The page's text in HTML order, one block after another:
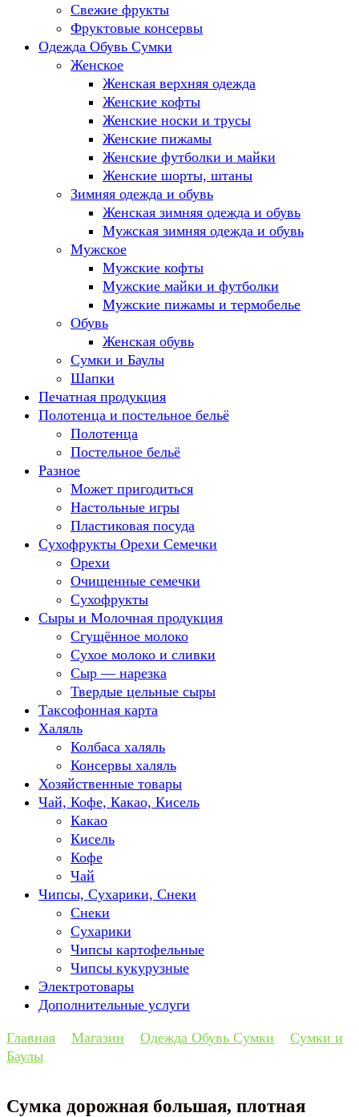
Свежие фрукты
Фруктовые консервы
Одежда Обувь Сумки
Женское
Женская верхняя одежда
Женские кофты
Женские носки и трусы
Женские пижамы
Женские футболки и майки
Женские шорты, штаны
Зимняя одежда и обувь
Женская зимняя одежда и обувь
Мужская зимняя одежда и обувь
Мужское
Мужские кофты
Мужские майки и футболки
Мужские пижамы и термобелье
Обувь
Женская обувь
Сумки и Баулы
Шапки
Печатная продукция
Полотенца и постельное бельё
Полотенца
Постельное бельё
Разное
Может пригодиться
Настольные игры
Пластиковая посуда
Сухофрукты Орехи Семечки
Орехи
Очищенные семечки
Сухофрукты
Сыры и Молочная продукция
Сгущённое молоко
Сухое молоко и сливки
Сыр — нарезка
Твердые цельные сыры
Таксофонная карта
Халяль
Колбаса халяль
Консервы халяль
Хозяйственные товары
Чай, Кофе, Какао, Кисель
Какао
Кисель
Кофе
Чай
Чипсы, Сухарики, Снеки
Снеки
Сухарики
Чипсы картофельные
Чипсы кукурузные
Электротовары
Дополнительные услуги
Главная Магазин Одежда Обувь Сумки
Сумки и
Баулы
Сумка дорожная большая, плотная